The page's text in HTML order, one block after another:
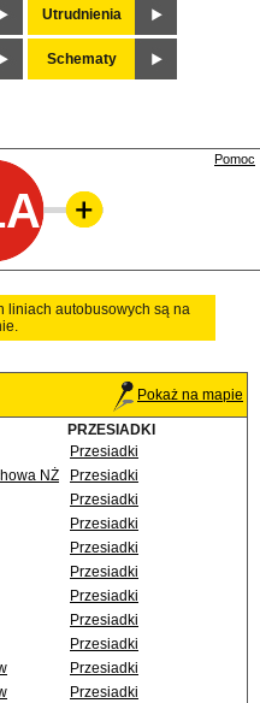
Utrudnienia
Schematy
Pomoc
liniach autobusowych są na
Pokaż na mapie
PRZESIADKI
Przesiadki
NŻ
Przesiadki
Przesiadki
Przesiadki
Przesiadki
Przesiadki
Przesiadki
Przesiadki
Przesiadki
Przesiadki
Przesiadki